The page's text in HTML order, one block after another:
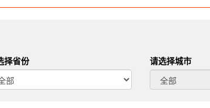
择省份 请选择城市